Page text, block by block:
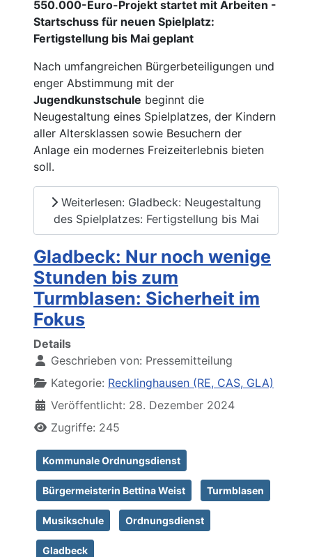
550.000-Euro-Projekt startet mit Arbeiten -
Startschuss für neuen Spielplatz:
Fertigstellung bis Mai geplant
Nach umfangreichen Bürgerbeteiligungen und
enger Abstimmung mit der
Jugendkunstschule beginnt die
Neugestaltung eines Spielplatzes, der Kindern
aller Altersklassen sowie Besuchern der
Anlage ein modernes Freizeiterlebnis bieten
soll.
Weiterlesen: Gladbeck: Neugestaltung
des Spielplatzes: Fertigstellung bis Mai
Gladbeck: Nur noch wenige
Stunden bis zum
Turmblasen: Sicherheit im
Fokus
Details
Geschrieben von: Pressemitteilung
Kategorie: Recklinghausen (RE, CAS, GLA)
Veröffentlicht: 28. Dezember 2024
Zugriffe: 245
Kommunale Ordnungsdienst
Bürgermeisterin Bettina Weist Turmblasen
Musikschule Ordnungsdienst
Gladbeck